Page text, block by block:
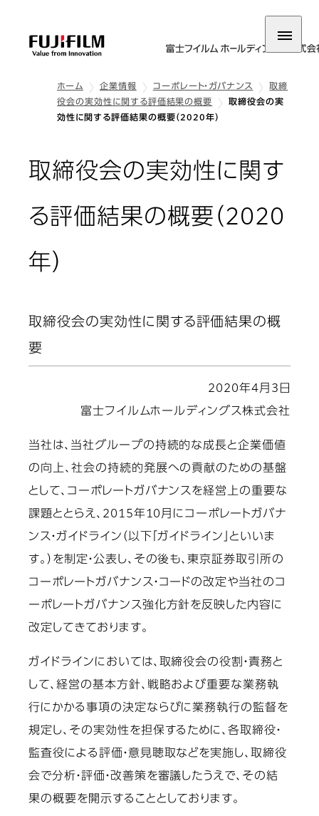
ホーム 企業情報 コーポレート・ガバナンス
取締
役会の実効性に関する評価結果の概要
取締役会の実
効性に関する評価結果の概要（2020年）
取締役会の実効性に関す
る評価結果の概要（2020
年）
取締役会の実効性に関する評価結果の概
要
2020年4月3日
富士フイルムホールディングス株式会社
当社は、当社グループの持続的な成長と企業価値
の向上、社会の持続的発展への貢献のための基盤
として、コーポレートガバナンスを経営上の重要な
課題ととらえ、2015年10月にコーポレートガバナ
ンス・ガイドライン（以下「ガイドライン」といいま
す。）を制定・公表し、その後も、東京証券取引所の
コーポレートガバナンス・コードの改定や当社のコ
ーポレートガバナンス強化方針を反映した内容に
改定してきております。
ガイドラインにおいては、取締役会の役割・責務と
して、経営の基本方針、戦略および重要な業務執
行にかかる事項の決定ならびに業務執行の監督を
規定し、その実効性を担保するために、各取締役・
監査役による評価・意見聴取などを実施し、取締役
会で分析・評価・改善策を審議したうえで、その結
果の概要を開示することとしております。